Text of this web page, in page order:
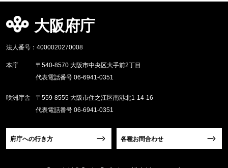
大阪府庁
法人番号：4000020270008
本庁
〒540-8570 大阪市中央区大手前2丁目
代表電話番号 06-6941-0351
咲洲庁舎
〒559-8555 大阪市住之江区南港北1-14-16
代表電話番号 06-6941-0351
府庁への行き方 各種お問合わせ